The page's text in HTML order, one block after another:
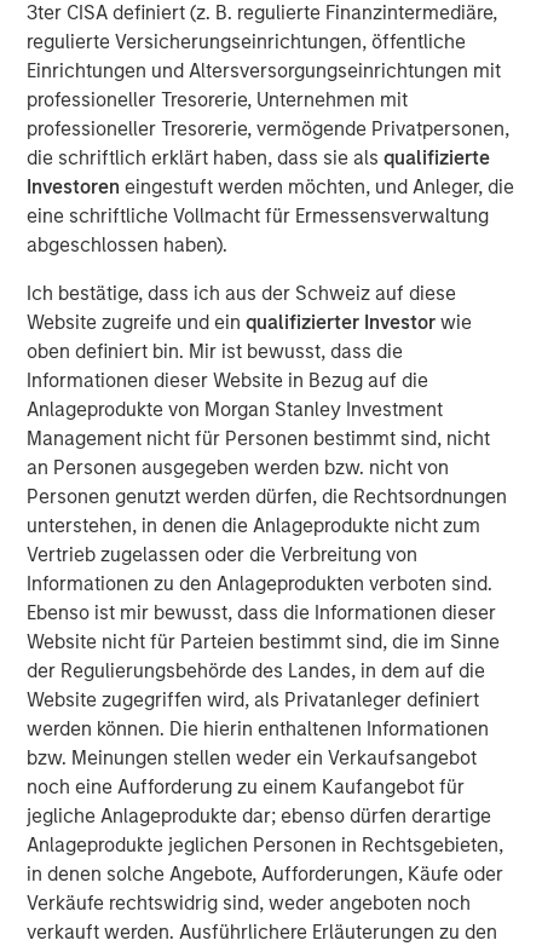
3ter CISA definiert (z. B. regulierte Finanzintermediäre,
regulierte Versicherungseinrichtungen, öffentliche
Einrichtungen und Altersversorgungseinrichtungen mit
professioneller Tresorerie, Unternehmen mit
professioneller Tresorerie, vermögende Privatpersonen,
die schriftlich erklärt haben, dass sie alsqualifizierte
Investoren eingestuft werden möchten, und Anleger, die
eine schriftliche Vollmacht für Ermessensverwaltung
abgeschlossen haben).
Ich bestätige, dass ich aus der Schweiz auf diese
Website zugreife und ein qualifizierter Investor wie
oben definiert bin. Mir ist bewusst, dass die
Informationen dieser Website in Bezug auf die
Anlageprodukte von Morgan Stanley Investment
Management nicht für Personen bestimmt sind, nicht
an Personen ausgegeben werden bzw. nicht von
Personen genutzt werden dürfen, die Rechtsordnungen
unterstehen, in denen die Anlageprodukte nicht zum
Vertrieb zugelassen oder die Verbreitung von
Informationen zu den Anlageprodukten verboten sind.
Ebenso ist mir bewusst, dass die Informationen dieser
Website nicht für Parteien bestimmt sind, die im Sinne
der Regulierungsbehörde des Landes, in dem auf die
Website zugegriffen wird, als Privatanleger definiert
werden können. Die hierin enthaltenen Informationen
bzw. Meinungen stellen weder ein Verkaufsangebot
noch eine Aufforderung zu einem Kaufangebot für
jegliche Anlageprodukte dar; ebenso dürfen derartige
Anlageprodukte jeglichen Personen in Rechtsgebieten,
in denen solche Angebote, Aufforderungen, Käufe oder
Verkäufe rechtswidrig sind, weder angeboten noch
verkauft werden. Ausführlichere Erläuterungen zu den
Head of Global Aggregate
Leon Grenyer
Head of European Aggregate
Macro & Policy Backdrop: Opportunity Amid Divergence
The global macro environment entering 2026 reflects a
world adjusting to structurally higher real yields, reduced
fiscal flexibility, and diverging monetary-policy paths—the
U.S. and the U.K. easing, Japan, Australia and New
Zealand tightening, and others likely on hold. Real rates
globally have reset after nearly 15 years of post-Global
Financial Crisis monetary repression and now reflect the
impact of persistent fiscal expansion funded less by
central banks and more by private-sector investors.
Geopolitical risk and trade policy pressures could
influence macro-outcomes more directly than in past
cycles. China continues to expand its manufacturing and
export footprint, even as domestic demand remains
weak, policymakers avoid aggressive easing, and U.S.
trade policy becomes more restrictive. Across
economies, the central question shifts from “who cuts
fastest?”to“who can sustainably operate within the
constraints of higher real rates, fiscal limits imposed by
growing government indebtedness, and geopolitical
uncertainty?”This regime likely rewards selective
duration, real-yield exposure, inflation hedges, and
sovereign differentiation.